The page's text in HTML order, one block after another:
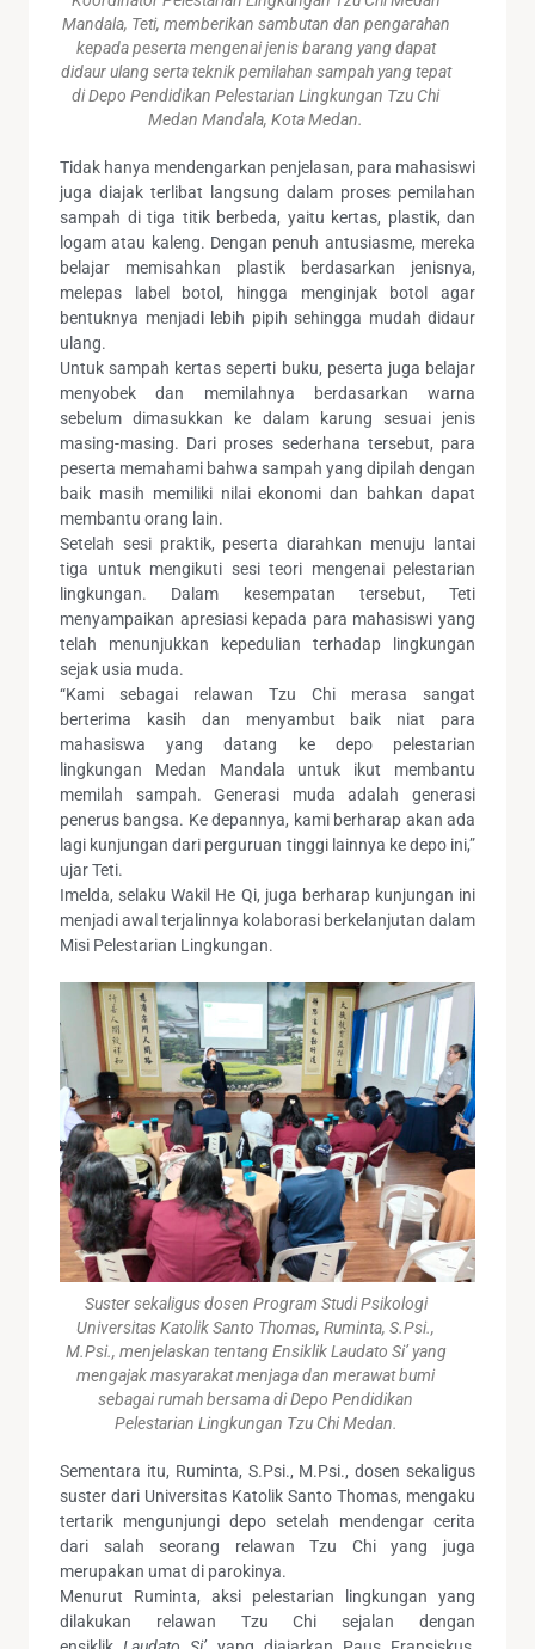
Mandala, Teti, memberikan sambutan dan pengarahan
kepada peserta mengenai jenis barang yang dapat
didaur ulang serta teknik pemilahan sampah yang tepat
di Depo Pendidikan Pelestarian Lingkungan Tzu Chi
Medan Mandala, Kota Medan.
Tidak hanya mendengarkan penjelasan, para mahasiswi
juga diajak terlibat langsung dalam proses pemilahan
sampah di tiga titik berbeda, yaitu kertas, plastik, dan
logam atau kaleng. Dengan penuh antusiasme, mereka
belajar memisahkan plastik berdasarkan jenisnya,
melepas label botol, hingga menginjak botol agar
bentuknya menjadi lebih pipih sehingga mudah didaur
ulang.
Untuk sampah kertas seperti buku, peserta juga belajar
menyobek dan memilahnya berdasarkan warna
sebelum dimasukkan ke dalam karung sesuai jenis
masing-masing. Dari proses sederhana tersebut, para
peserta memahami bahwa sampah yang dipilah dengan
baik masih memiliki nilai ekonomi dan bahkan dapat
membantu orang lain.
Setelah sesi praktik, peserta diarahkan menuju lantai
tiga untuk mengikuti sesi teori mengenai pelestarian
lingkungan. Dalam kesempatan tersebut, Teti
menyampaikan apresiasi kepada para mahasiswi yang
telah menunjukkan kepedulian terhadap lingkungan
sejak usia muda.
“Kami sebagai relawan Tzu Chi merasa sangat
berterima kasih dan menyambut baik niat para
mahasiswa yang datang ke depo pelestarian
lingkungan Medan Mandala untuk ikut membantu
memilah sampah. Generasi muda adalah generasi
penerus bangsa. Ke depannya, kami berharap akan ada
lagi kunjungan dari perguruan tinggi lainnya ke depo ini,”
ujar Teti.
Imelda, selaku Wakil He Qi, juga berharap kunjungan ini
menjadi awal terjalinnya kolaborasi berkelanjutan dalam
Misi Pelestarian Lingkungan.
Suster sekaligus dosen Program Studi Psikologi
Universitas Katolik Santo Thomas, Ruminta, S.Psi.,
M.Psi., menjelaskan tentang Ensiklik Laudato Si’ yang
mengajak masyarakat menjaga dan merawat bumi
sebagai rumah bersama di Depo Pendidikan
Pelestarian Lingkungan Tzu Chi Medan.
Sementara itu, Ruminta, S.Psi., M.Psi., dosen sekaligus
suster dari Universitas Katolik Santo Thomas, mengaku
tertarik mengunjungi depo setelah mendengar cerita
dari salah seorang relawan Tzu Chi yang juga
merupakan umat di parokinya.
Menurut Ruminta, aksi pelestarian lingkungan yang
dilakukan relawan Tzu Chi sejalan dengan